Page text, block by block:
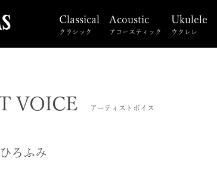
Classical
クラシック
Acoustic
アコースティック
Ukulele
ウクレレ
アーティストボイス
VOICE
ろふみ